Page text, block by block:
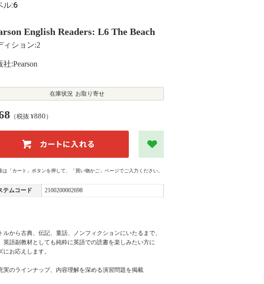
ル:6
English Readers: L6 The Beach
ィション:2
社:Pearson
在庫状況 お取り寄せ
（税抜 ¥880 ）
「カート」ボタンを押して、「買い物かご」ページでご入力ください。
テムコード 2100200002698
から古典、伝記、童話、ノンフィクションにいたるまで、
語副教材としても純粋に英語での読書を楽しみたい方に
お応えします。
実のラインナップ、内容理解を深める演習問題を掲載